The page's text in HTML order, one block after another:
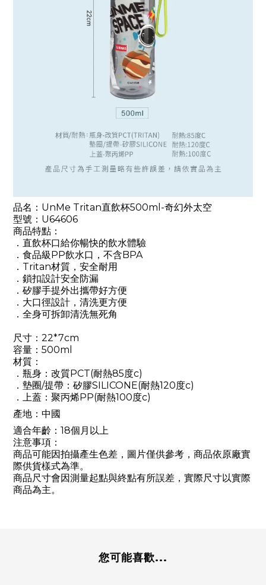
品名： UnMe Tritan直飲杯500ml-奇幻外太空
型號： U64606
商品特點：
．直飲杯口給你暢快的飲水體驗
．食品級PP飲水口，不含BPA
．Tritan材質，安全耐用
．鎖扣設計安全防漏
．矽膠手提外出攜帶好方便
．大口徑設計，清洗更方便
．全身可拆卸清洗無死角
尺寸： 22*7cm
容量：500ml
材質：
．瓶身：改質PCT(耐熱85度c)
．墊圈/提帶：矽膠SILICONE(耐熱120度c)
．上蓋：聚丙烯PP(耐熱100度c)
產地：中國
適合年齡：18個月以上
注意事項：
商品可能因拍攝產生色差，圖片僅供參考，商品依原廠實
際供貨樣式為準。
商品尺寸會因測量起點與終點有所誤差，實際尺寸以實際
商品為主。
您可能喜歡...